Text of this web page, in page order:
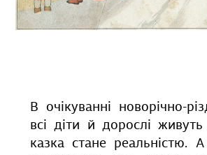
В очікуванні новорічно-
всі діти й дорослі
казка стане реальністю.